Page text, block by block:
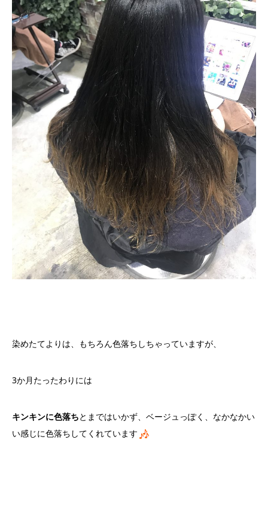
染めたてよりは、もちろん色落ちしちゃっていますが、
3か月たったわりには
キンキンに色落ちとまではいかず、ベージュっぽく、なかなかい
い感じに色落ちしてくれています